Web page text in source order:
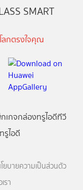
SMART
ลกตรงใจคุณ
เกจกล่องทรูไอดีทีวี
รูไอดี
ยบายความเป็นส่วนตัว
รา